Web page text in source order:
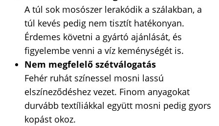
A túl sok mosószer lerakódik a szálakban, a
túl kevés pedig nem tisztít hatékonyan.
Érdemes követni a gyártó ajánlását, és
figyelembe venni a víz keménységét is.
Nem megfelelő szétválogatás
Fehér ruhát színessel mosni lassú
elszíneződéshez vezet. Finom anyagokat
durvább textíliákkal együtt mosni pedig gyors
kopást okoz.